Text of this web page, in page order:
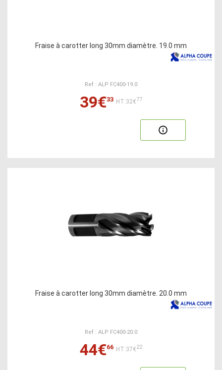
Fraise à carotter long 30mm diamètre. 19.0 mm
Ref : ALP FC400-19.0
39€33 HT:32€77
Fraise à carotter long 30mm diamètre. 20.0 mm
Ref : ALP FC400-20.0
44€66 HT:37€22